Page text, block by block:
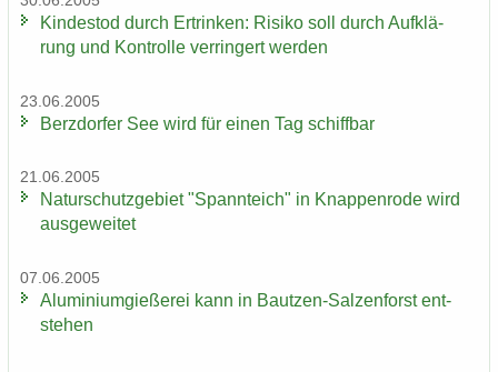
Kin­des­tod durch Er­trin­ken: Ri­si­ko soll durch Auf­klä­
rung und Kon­trol­le ver­rin­gert wer­den
23.06.2005
Berz­dor­fer See wird für einen Tag schiff­bar
21.06.2005
Na­tur­schutz­ge­biet "Spann­teich" in Knap­pen­ro­de wird
aus­ge­wei­tet
07.06.2005
Alu­mi­ni­um­gie­ße­rei kann in Bautzen-​Salzenforst ent­
ste­hen